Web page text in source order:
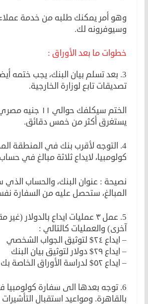
وهو أمر يمكنك طلبه من خدمة
وسيوفرونه لك.
خطوات ما بعد الأوراق :
3. بعد تسلم بيان البنك، يجب ختمه
تصديقات تابع لوزارة الخارجية.
الختم سيكلفك حوالي
يستغرق أكثر من خمس دقائق.
4. التوجه لأقرب بنك في المنطقة
كولومبيا، لايداع ثلاثة مبالغ في
نصيحة : عنوان البنك، والحساب الذي
المبالغ، ستحصل عليه من السفارة
5. عمل ٣ عمليات ايداع بالدولار
آخرى) والعمليات كالتالي :
– ايداع ٢٤$ لتوثيق الجواب الشخصي
– ايداع ٢٩$ دولار لتوثيق بيان البنك
– ايداع ٥٢$ لدراسة الأوراق الخاصة بك في السفارة.
6. توجه بعدها الى سفارة